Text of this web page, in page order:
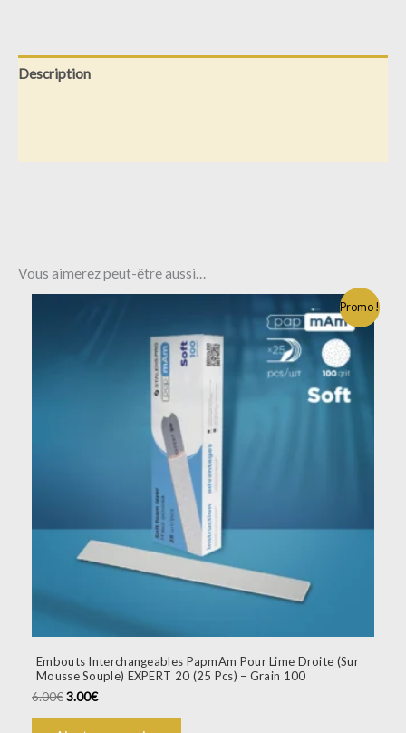
Description
Vous aimerez peut-être aussi…
Promo !
Embouts Interchangeables PapmAm Pour Lime Droite (Sur
Mousse Souple) EXPERT 20 (25 Pcs) – Grain 100
6.00€3.00€